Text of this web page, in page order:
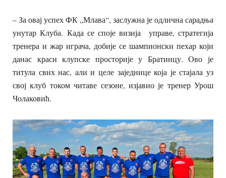
– За овај успех ФК „Млава“, заслужна је одлична сарадња
унутар Клуба. Када се споје визија управе, стратегија
тренера и жар играча, добије се шампионски пехар који
данас краси клупске просторије у Братинцу. Ово је
титула свих нас, али и целе заједнице која је стајала уз
свој клуб током читаве сезоне, изјавио је тренер Урош
Чолаковић.